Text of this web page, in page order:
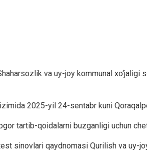
va uy-joy kommunal
2025-yil 24-sentabr kuni
tartib-qoidalarni buzganligi uchun
sinovlari qaydnomasi Qurilish va